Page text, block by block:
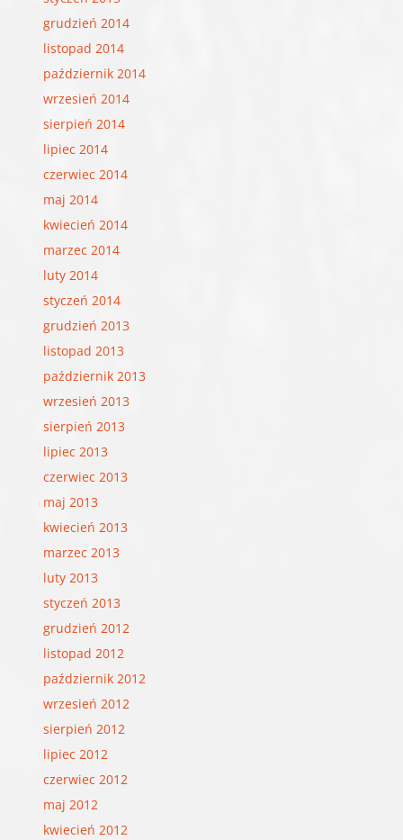
grudzień 2014
listopad 2014
październik 2014
wrzesień 2014
sierpień 2014
lipiec 2014
czerwiec 2014
maj 2014
kwiecień 2014
marzec 2014
luty 2014
styczeń 2014
grudzień 2013
listopad 2013
październik 2013
wrzesień 2013
sierpień 2013
lipiec 2013
czerwiec 2013
maj 2013
kwiecień 2013
marzec 2013
luty 2013
styczeń 2013
grudzień 2012
listopad 2012
październik 2012
wrzesień 2012
sierpień 2012
lipiec 2012
czerwiec 2012
maj 2012
kwiecień 2012